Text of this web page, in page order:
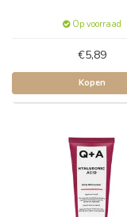
Op voorraad
€5,89
Kopen